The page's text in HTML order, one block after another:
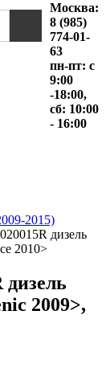
Москва:
8 (985)
774-01-
63
пн-пт: с
9:00
-18:00,
сб: 10:00
- 16:00
2015)
дизель
2010>
2009>,